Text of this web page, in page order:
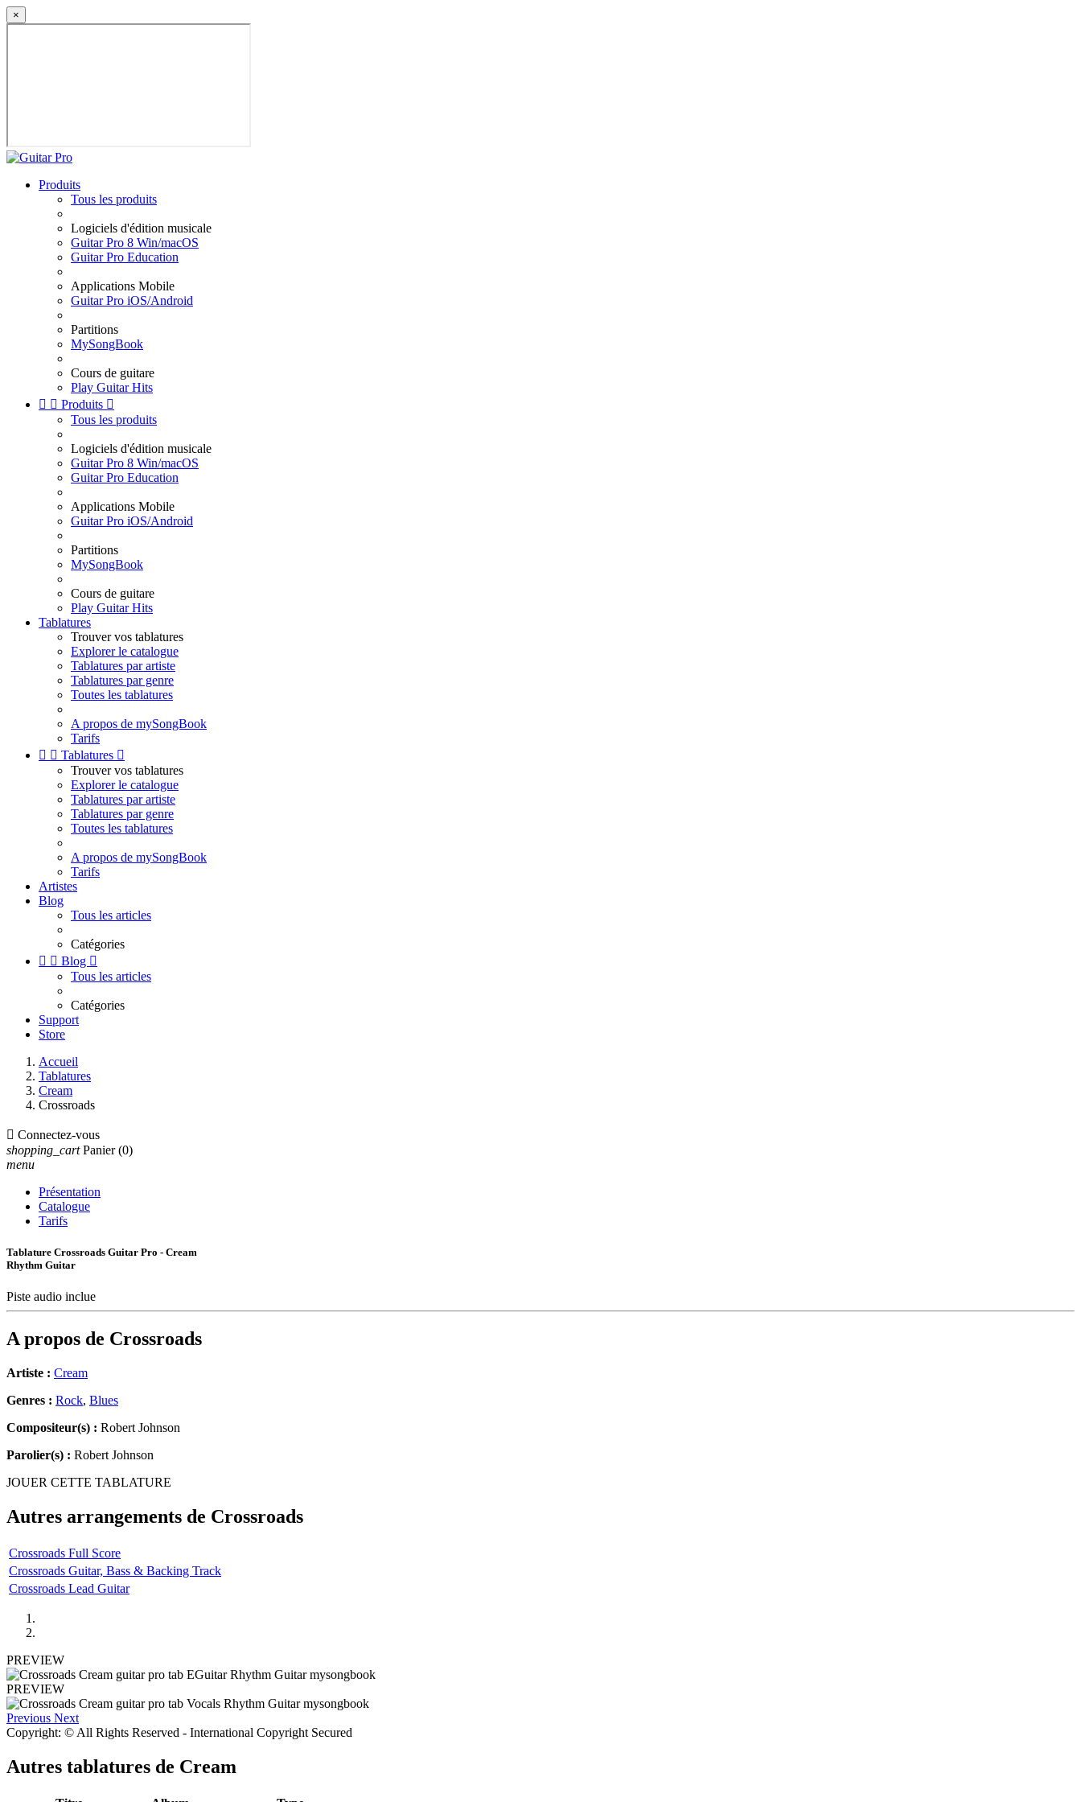
×
Produits
Tous les produits
Logiciels d'édition musicale
Guitar Pro 8 Win/macOS
Guitar Pro Education
Applications Mobile
Guitar Pro iOS/Android
Partitions
MySongBook
Cours de guitare
Play Guitar Hits
  Produits 
Tous les produits
Logiciels d'édition musicale
Guitar Pro 8 Win/macOS
Guitar Pro Education
Applications Mobile
Guitar Pro iOS/Android
Partitions
MySongBook
Cours de guitare
Play Guitar Hits
Tablatures
Trouver vos tablatures
Explorer le catalogue
Tablatures par artiste
Tablatures par genre
Toutes les tablatures
A propos de mySongBook
Tarifs
  Tablatures 
Trouver vos tablatures
Explorer le catalogue
Tablatures par artiste
Tablatures par genre
Toutes les tablatures
A propos de mySongBook
Tarifs
Artistes
Blog
Tous les articles
Catégories
  Blog 
Tous les articles
Catégories
Support
Store
Accueil
Tablatures
Cream
Crossroads
 Connectez-vous
shopping_cart Panier (0)
menu
Présentation
Catalogue
Tarifs
Tablature Crossroads Guitar Pro - Cream
Rhythm Guitar
Piste audio inclue
A propos de Crossroads
Artiste : Cream
Genres : Rock, Blues
Compositeur(s) : Robert Johnson
Parolier(s) : Robert Johnson
JOUER CETTE TABLATURE
Autres arrangements de Crossroads
Crossroads Full Score
Crossroads Guitar, Bass & Backing Track
Crossroads Lead Guitar
PREVIEW
PREVIEW
Previous Next
Copyright: © All Rights Reserved - International Copyright Secured
Autres tablatures de Cream